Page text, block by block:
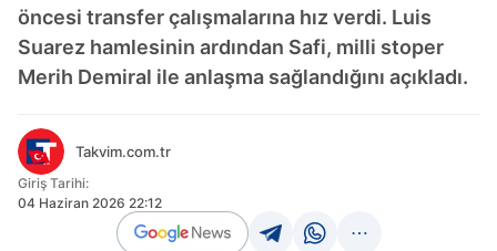
öncesi transfer çalışmalarına hız verdi. Luis
Suarez hamlesinin ardından Safi, milli stoper
Merih Demiral ile anlaşma sağlandığını açıkladı.
Takvim.com.tr
Giriş Tarihi:
04 Haziran 2026 22:12